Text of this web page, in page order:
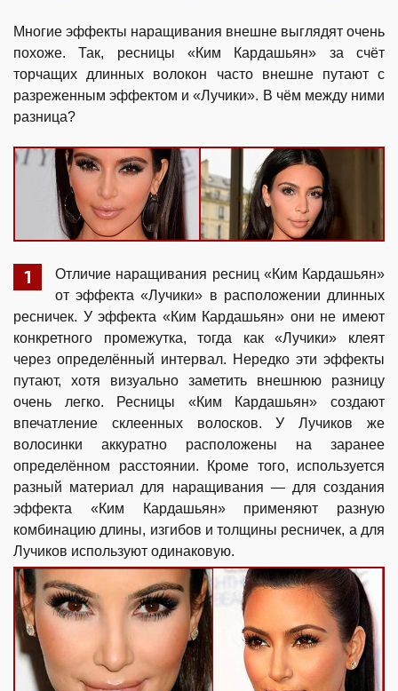
Многие эффекты наращивания внешне выглядят очень
похоже. Так, ресницы «Ким Кардашьян» за счёт
торчащих длинных волокон часто внешне путают с
разреженным эффектом и «Лучики». В чём между ними
разница?
Отличие наращивания ресниц «Ким Кардашьян»
от эффекта «Лучики» в расположении длинных
ресничек. У эффекта «Ким Кардашьян» они не имеют
конкретного промежутка, тогда как «Лучики» клеят
через определённый интервал. Нередко эти эффекты
путают, хотя визуально заметить внешнюю разницу
очень легко. Ресницы «Ким Кардашьян» создают
впечатление склеенных волосков. У Лучиков же
волосинки аккуратно расположены на заранее
определённом расстоянии. Кроме того, используется
разный материал для наращивания — для создания
эффекта «Ким Кардашьян» применяют разную
комбинацию длины, изгибов и толщины ресничек, а для
Лучиков используют одинаковую.